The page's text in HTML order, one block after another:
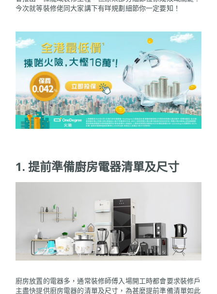
今次就等裝修佬同大家講下有咩規劃細節你一定要知！
1. 提前準備廚房電器清單及尺寸
廚房放置的電器多，通常裝修師傅入場開工時都會要求裝修戶
主盡快提供廚房電器的清單及尺寸，為甚麼提前準備清單如此